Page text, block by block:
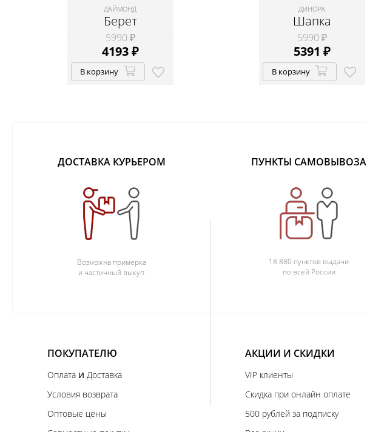
ДАЙМОНД
Берет
5990 ₽
4193₽
В корзину
ДИНОРА
Шапка
5990 ₽
5391 ₽
В корзину
ДОСТАВКА КУРЬЕРОМ
Возможна примерка
и частичный выкуп
ПУНКТЫ САМОВЫВОЗА
18 880 пунктов выдачи
по всей России
ПОКУПАТЕЛЮ
Оплата и Доставка
Условия возврата
Оптовые цены
АКЦИИ И СКИДКИ
VIP клиенты
Скидка при онлайн оплате
500 рублей за подписку